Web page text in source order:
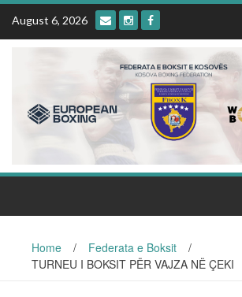
Skip
content
August 6, 2026
Home / Federata e Boksit
/
TURNEU I BOKSIT PËR VAJZA NË ÇEKI